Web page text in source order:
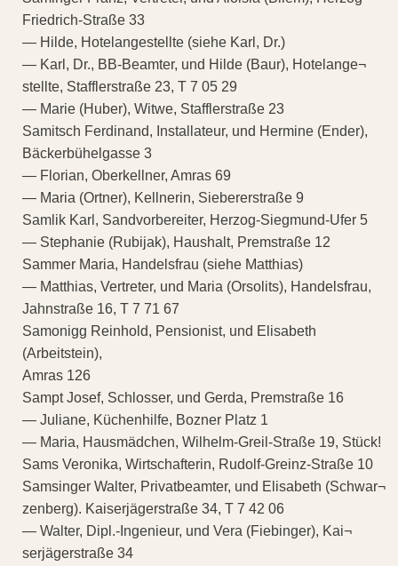
Friedrich-Straße 33
— Hilde, Hotelangestellte (siehe Karl, Dr.)
— Karl, Dr., BB-Beamter, und Hilde (Baur), Hotelange¬
stellte, Stafflerstraße 23, T 7 05 29
— Marie (Huber), Witwe, Stafflerstraße 23
Samitsch Ferdinand, Installateur, und Hermine (Ender),
Bäckerbühelgasse 3
— Florian, Oberkellner, Amras 69
— Maria (Ortner), Kellnerin, Siebererstraße 9
Samlik Karl, Sandvorbereiter, Herzog-Siegmund-Ufer 5
— Stephanie (Rubijak), Haushalt, Premstraße 12
Sammer Maria, Handelsfrau (siehe Matthias)
— Matthias, Vertreter, und Maria (Orsolits), Handelsfrau,
Jahnstraße 16, T 7 71 67
Samonigg Reinhold, Pensionist, und Elisabeth
(Arbeitstein),
Amras 126
Sampt Josef, Schlosser, und Gerda, Premstraße 16
— Juliane, Küchenhilfe, Bozner Platz 1
— Maria, Hausmädchen, Wilhelm-Greil-Straße 19, Stück!
Sams Veronika, Wirtschafterin, Rudolf-Greinz-Straße 10
Samsinger Walter, Privatbeamter, und Elisabeth (Schwar¬
zenberg). Kaiserjägerstraße 34, T 7 42 06
— Walter, Dipl.-Ingenieur, und Vera (Fiebinger), Kai¬
serjägerstraße 34